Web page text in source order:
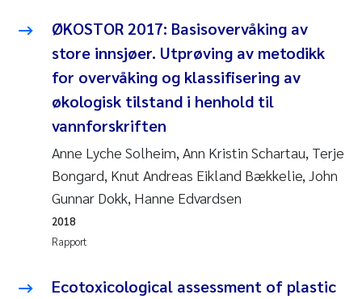
Elianne Dunthorn Egge
Elisabeth Lie
Froukje Maria Platjouw
Jens Vedal
Louise Valestrand
ØKOSTOR 2017: Basisovervåking av
store innsjøer. Utprøving av metodikk
for overvåking og klassifisering av
økologisk tilstand i henhold til
vannforskriften
Anne Lyche Solheim, Ann Kristin Schartau, Terje
Bongard, Knut Andreas Eikland Bækkelie, John
Gunnar Dokk, Hanne Edvardsen
Rapport
2018
Ecotoxicological assessment of plastic